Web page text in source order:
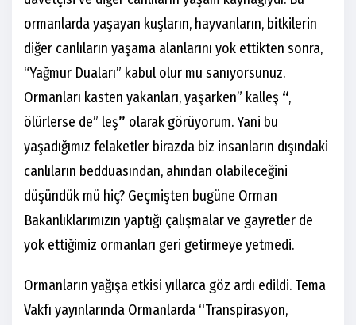
ormanlarda yaşayan kuşların, hayvanların, bitkilerin
diğer canlıların yaşama alanlarını yok ettikten sonra,
“Yağmur Duaları” kabul olur mu sanıyorsunuz.
Ormanları kasten yakanları, yaşarken” kalleş “,
ölürlerse de” leş” olarak görüyorum. Yani bu
yaşadığımız felaketler birazda biz insanların dışındaki
canlıların bedduasından, ahından olabileceğini
düşündük mü hiç? Geçmişten bugüne Orman
Bakanlıklarımızın yaptığı çalışmalar ve gayretler de
yok ettiğimiz ormanları geri getirmeye yetmedi.
Ormanların yağışa etkisi yıllarca göz ardı edildi. Tema
Vakfı yayınlarında Ormanlarda ‘'Transpirasyon,